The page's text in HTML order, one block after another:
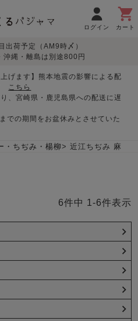
ログイン カート
パジャマ
ジャマ
別で
がす
・介護
胸が目立たない
えたい
デザインで
さがす
羽織・バスロ
つくるパジャマとは
出荷予定（AM9時〆）
縄・離島は別途800円
げます】熊本地震の影響による配
こちら
、宮崎県・鹿児島県への配送に遅
での期間をお盆休みとさせていた
・ちぢみ・楊柳 近江ちぢみ 麻
6件中 1 -6件表示